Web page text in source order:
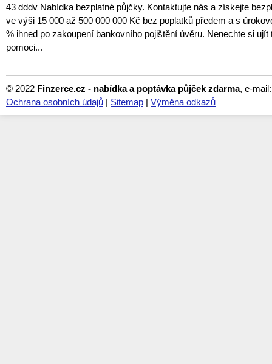
43 dddv Nabídka bezplatné půjčky. Kontaktujte nás a získejte
ve výši 15 000 až 500 000 000 Kč bez poplatků předem a s
% ihned po zakoupení bankovního pojištění úvěru. Nenechte si ujít
pomoci...
© 2022 Finzerce.cz - nabídka a poptávka půjček zdarma, e-
Ochrana osobních údajů | Sitemap | Výměna odkazů